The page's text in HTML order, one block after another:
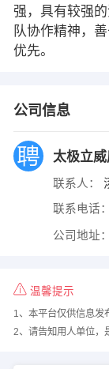
强，具有较强
队协作精神，
优先。
公司信息
太极立
联系人：
联系电话：
公司地址：
温馨提示
1、本平台仅供信息发
2、请告知用人单位，